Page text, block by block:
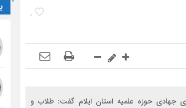
0
جهادی حوزه علمیه استان ایلام گفت: طلاب و